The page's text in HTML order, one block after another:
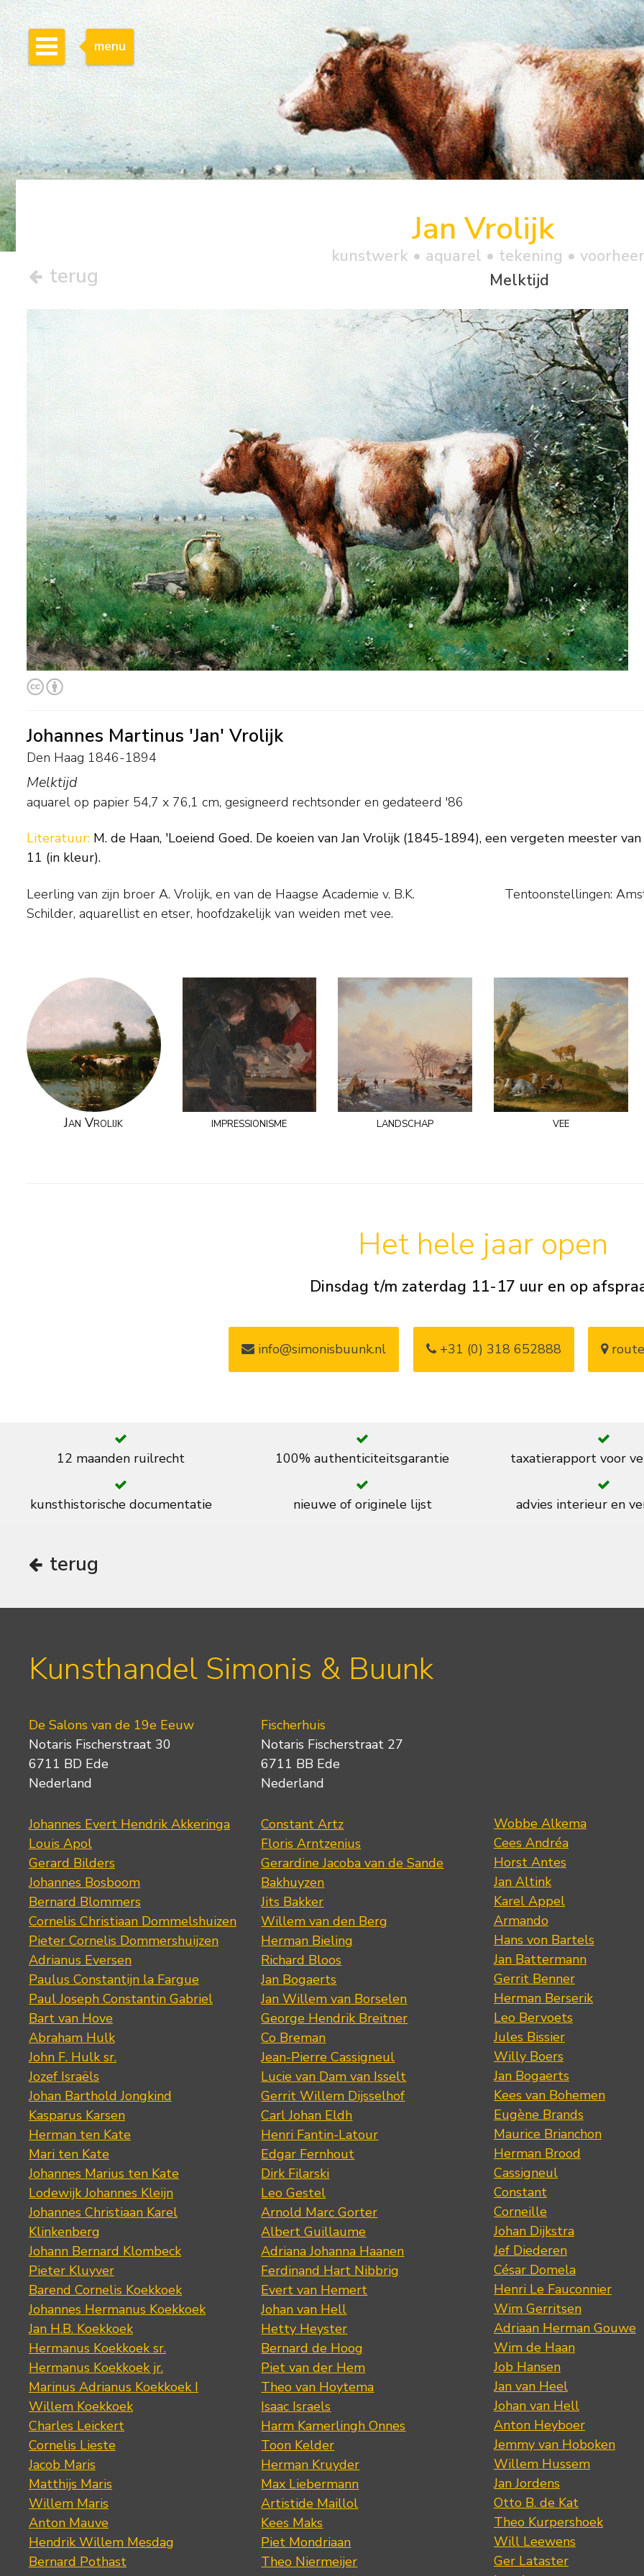
menu
terug
Jan Vrolijk
kunstwerk • aquarel • tekening •
Melktijd
Johannes Martinus 'Jan' Vrolijk
Den Haag 1846-1894
Melktijd
aquarel op papier 54,7 x 76,1 cm, gesigneerd rechtsonder en gedateerd '86
Literatuur: M. de Haan, 'Loeiend Goed. De koeien van Jan Vrolijk (1845-1894), een vergeten meester
11 (in kleur).
Leerling van zijn broer A. Vrolijk, en van de Haagse Academie v. B.K.
Schilder, aquarellist en etser, hoofdzakelijk van weiden met vee.
Tentoonstellingen:
Jan Vrolijk impressionisme landschap vee
Het hele jaar open
Dinsdag t/m zaterdag 11-17 uur en op
info@simonisbuunk.nl +31 (0) 318 652888
12 maanden ruilrecht 100% authenticiteitsgarantie taxatierapport voor
kunsthistorische documentatie nieuwe of originele lijst advies interieur en
terug
Kunsthandel Simonis & Buunk
De Salons van de 19e Eeuw
Notaris Fischerstraat 30
6711 BD Ede
Nederland
Johannes Evert Hendrik Akkeringa
Louis Apol
Gerard Bilders
Johannes Bosboom
Bernard Blommers
Cornelis Christiaan Dommelshuizen
Pieter Cornelis Dommershuijzen
Adrianus Eversen
Paulus Constantijn la Fargue
Paul Joseph Constantin Gabriel
Bart van Hove
Abraham Hulk
John F. Hulk sr.
Jozef Israëls
Johan Barthold Jongkind
Kasparus Karsen
Herman ten Kate
Mari ten Kate
Johannes Marius ten Kate
Lodewijk Johannes Kleijn
Johannes Christiaan Karel
Klinkenberg
Johann Bernard Klombeck
Pieter Kluyver
Barend Cornelis Koekkoek
Johannes Hermanus Koekkoek
Jan H.B. Koekkoek
Hermanus Koekkoek sr.
Hermanus Koekkoek jr.
Marinus Adrianus Koekkoek I
Willem Koekkoek
Charles Leickert
Cornelis Lieste
Jacob Maris
Matthijs Maris
Willem Maris
Anton Mauve
Hendrik Willem Mesdag
Bernard Pothast
Fischerhuis
Notaris Fischerstraat 27
6711 BB Ede
Nederland
Constant Artz
Floris Arntzenius
Gerardine Jacoba van de Sande
Bakhuyzen
Jits Bakker
Willem van den Berg
Herman Bieling
Richard Bloos
Jan Bogaerts
Jan Willem van Borselen
George Hendrik Breitner
Co Breman
Jean-Pierre Cassigneul
Lucie van Dam van Isselt
Gerrit Willem Dijsselhof
Carl Johan Eldh
Henri Fantin-Latour
Edgar Fernhout
Dirk Filarski
Leo Gestel
Arnold Marc Gorter
Albert Guillaume
Adriana Johanna Haanen
Ferdinand Hart Nibbrig
Evert van Hemert
Johan van Hell
Hetty Heyster
Bernard de Hoog
Piet van der Hem
Theo van Hoytema
Isaac Israels
Harm Kamerlingh Onnes
Toon Kelder
Herman Kruyder
Max Liebermann
Artistide Maillol
Kees Maks
Piet Mondriaan
Theo Niermeijer
Wobbe Alkema
Cees Andréa
Horst Antes
Jan Altink
Karel Appel
Armando
Hans von Bartels
Jan Battermann
Gerrit Benner
Herman Berserik
Leo Bervoets
Jules Bissier
Willy Boers
Jan Bogaerts
Kees van Bohemen
Eugène Brands
Maurice Brianchon
Herman Brood
Cassigneul
Constant
Corneille
Johan Dijkstra
Jef Diederen
César Domela
Henri Le Fauconnier
Wim Gerritsen
Adriaan Herman Gouwe
Wim de Haan
Job Hansen
Jan van Heel
Johan van Hell
Anton Heyboer
Jemmy van Hoboken
Willem Hussem
Jan Jordens
Otto B. de Kat
Theo Kurpershoek
Will Leewens
Ger Lataster